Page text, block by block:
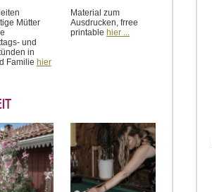
Mütter
und
in
Familie hier
Material zum
Ausdrucken, frree
printablehier ...